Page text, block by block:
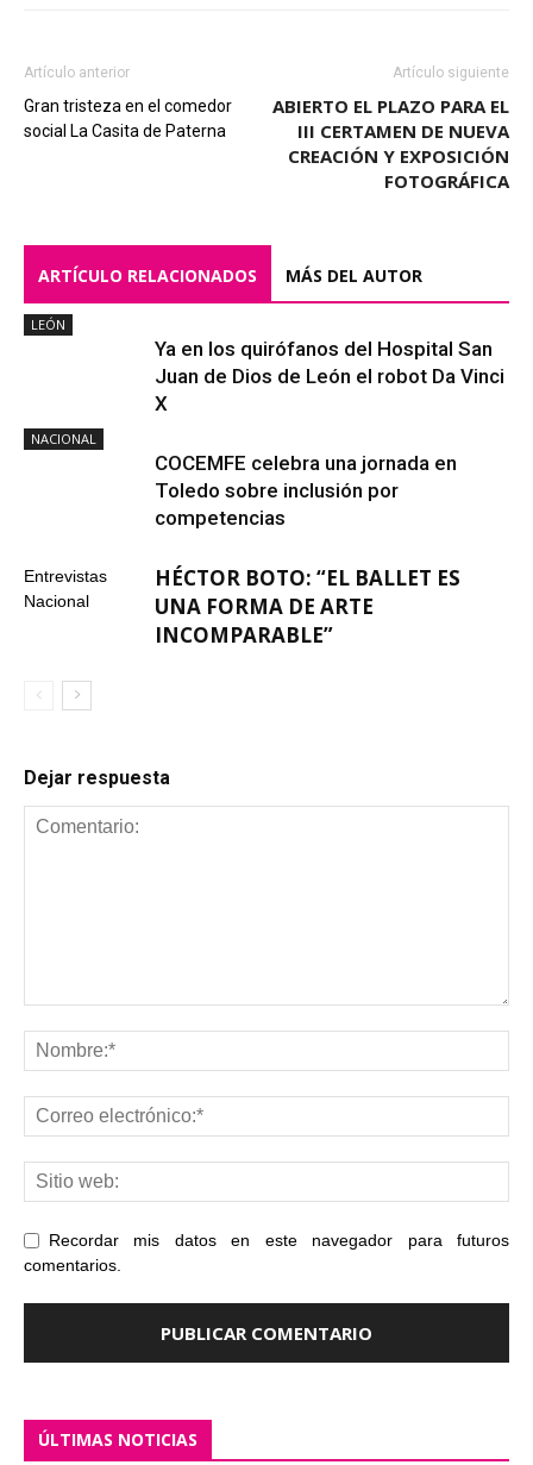
Artículo anterior
Gran tristeza en el comedor
social La Casita de Paterna
Artículo siguiente
ABIERTO EL PLAZO PARA EL
III CERTAMEN DE NUEVA
CREACIÓN Y EXPOSICIÓN
FOTOGRÁFICA
ARTÍCULO RELACIONADOS MÁS DEL AUTOR
LEÓN
Ya en los quirófanos del Hospital San
Juan de Dios de León el robot Da Vinci
X
NACIONAL
COCEMFE celebra una jornada en
Toledo sobre inclusión por
competencias
Entrevistas
Nacional
HÉCTOR BOTO: “EL BALLET ES
UNA FORMA DE ARTE
INCOMPARABLE”
Dejar respuesta
Recordar mis datos en este navegador para futuros
comentarios.
ÚLTIMAS NOTICIAS